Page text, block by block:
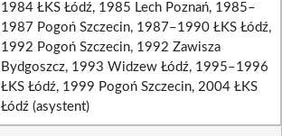
1984 ŁKS Łódź, 1985 Lech Poznań, 1985–
1987 Pogoń Szczecin, 1987–1990 ŁKS Łódź,
1992 Pogoń Szczecin, 1992 Zawisza
Bydgoszcz, 1993 Widzew Łódź, 1995–1996
ŁKS Łódź, 1999 Pogoń Szczecin, 2004 ŁKS
Łódź (asystent)